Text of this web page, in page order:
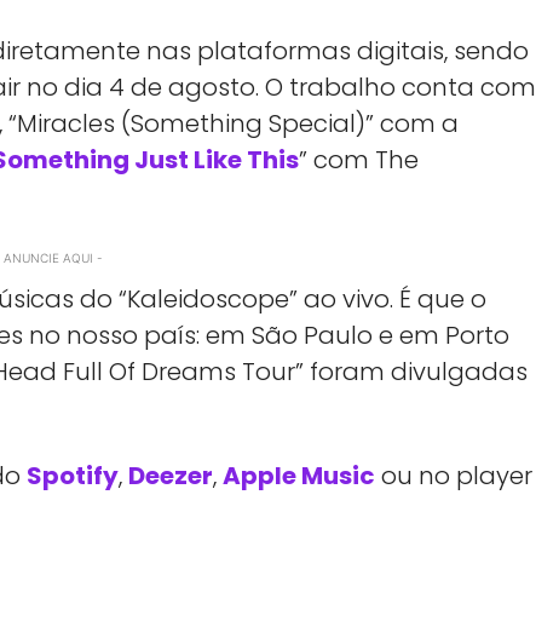
nas plataformas digitais, sendo
no dia 4 de agosto. O trabalho conta com
“Miracles (Something Special)” com a
Just Like This” com The
ANUNCIE AQUI -
do “Kaleidoscope” ao vivo. É que o
nosso país: em São Paulo e em Porto
Full Of Dreams Tour” foram divulgadas
Spotify, Deezer,Apple Music ou no player